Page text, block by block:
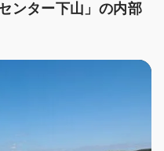
ンター下山」の内部